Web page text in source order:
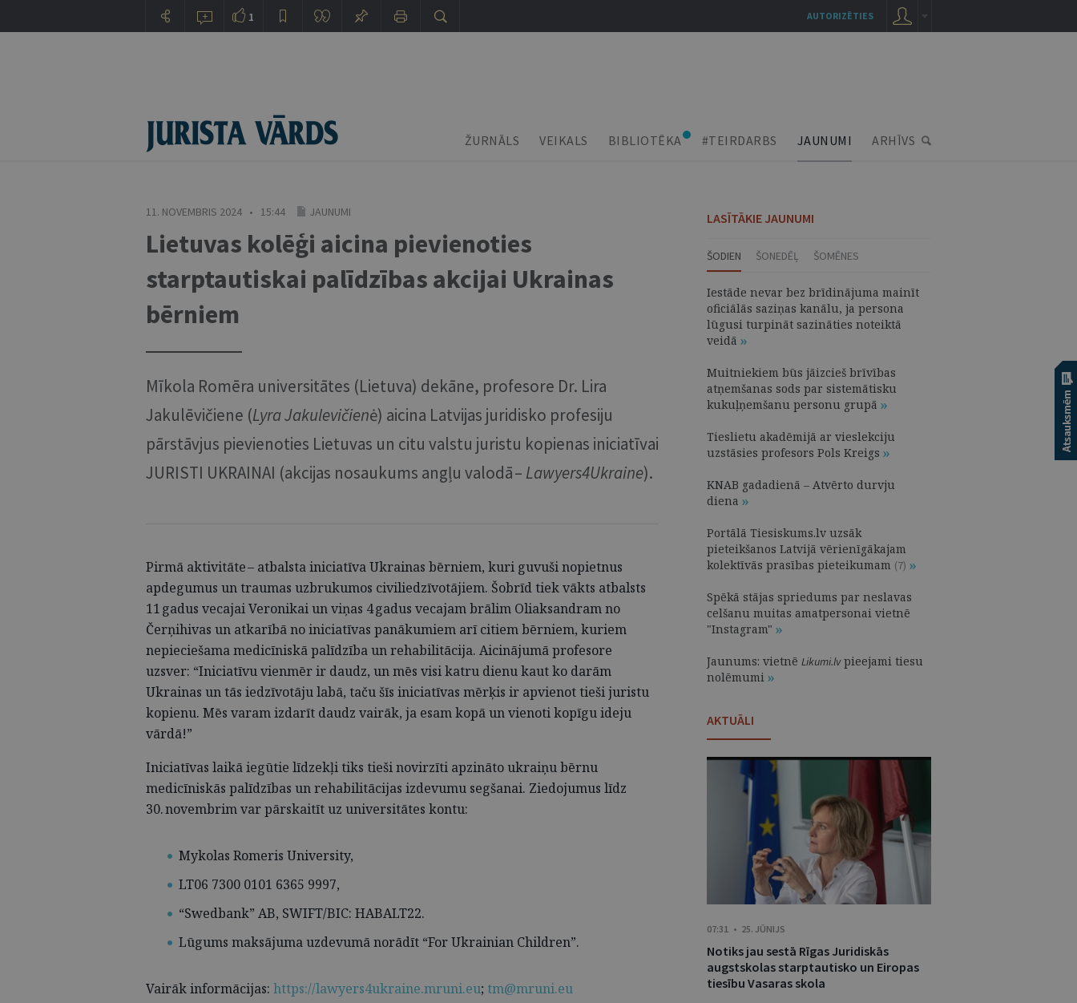
ŽURNĀLS VEIKALS BIBLIOTĒKA #TEIRDARBS JAUNUMI ARHĪVS
11. NOVEMBRIS 2024 • 15:44 JAUNUMI
Lietuvas kolēģi aicina pievienoties
starptautiskai palīdzības akcijai Ukrainas
bērniem
Mīkola Romēra universitātes (Lietuva) dekāne, profesore Dr. Lira
Jakulēvičiene (Lyra Jakulevičienė) aicina Latvijas juridisko profesiju
pārstāvjus pievienoties Lietuvas un citu valstu juristu kopienas iniciatīvai
JURISTI UKRAINAI (akcijas nosaukums angļu valodā – Lawyers4Ukraine).
Pirmā aktivitāte – atbalsta iniciatīva Ukrainas bērniem, kuri guvuši nopietnus
apdegumus un traumas uzbrukumos civiliedzīvotājiem. Šobrīd tiek vākts atbalsts
11 gadus vecajai Veronikai un viņas 4 gadus vecajam brālim Oliaksandram no
Čerņihivas un atkarībā no iniciatīvas panākumiem arī citiem bērniem, kuriem
nepieciešama medicīniskā palīdzība un rehabilitācija. Aicinājumā profesore
uzsver: “Iniciatīvu vienmēr ir daudz, un mēs visi katru dienu kaut ko darām
Ukrainas un tās iedzīvotāju labā, taču šīs iniciatīvas mērķis ir apvienot tieši juristu
kopienu. Mēs varam izdarīt daudz vairāk, ja esam kopā un vienoti kopīgu ideju
vārdā!”
Iniciatīvas laikā iegūtie līdzekļi tiks tieši novirzīti apzināto ukraiņu bērnu
medicīniskās palīdzības un rehabilitācijas izdevumu segšanai. Ziedojumus līdz
30. novembrim var pārskaitīt uz universitātes kontu:
Mykolas Romeris University,
LT06 7300 0101 6365 9997,
“Swedbank” AB, SWIFT/BIC: HABALT22.
Lūgums maksājuma uzdevumā norādīt “For Ukrainian Children”.
Vairāk informācijas: https://lawyers4ukraine.mruni.eu; tm@mruni.eu
LASĪTĀKIE JAUNUMI
ŠODIEN ŠONEDĒĻ ŠOMĒNES
Iestāde nevar bez brīdinājuma mainīt
oficiālās saziņas kanālu, ja persona
lūgusi turpināt sazināties noteiktā
veidā
Muitniekiem būs jāizcieš brīvības
atņemšanas sods par sistemātisku
kukuļņemšanu personu grupā
Tieslietu akadēmijā ar vieslekciju
uzstāsies profesors Pols Kreigs
KNAB gadadienā – Atvērto durvju
diena
Portālā Tiesiskums.lv uzsāk
pieteikšanos Latvijā vērienīgākajam
kolektīvās prasības pieteikumam (7)
Spēkā stājas spriedums par neslavas
celšanu muitas amatpersonai vietnē
"Instagram"
Jaunums: vietnē Likumi.lvpieejami tiesu
nolēmumi
AKTUĀLI
07:31 • 25. JŪNIJS
Notiks jau sestā Rīgas Juridiskās
augstskolas starptautisko un Eiropas
tiesību Vasaras skola
1 AUTORIZĒTIES